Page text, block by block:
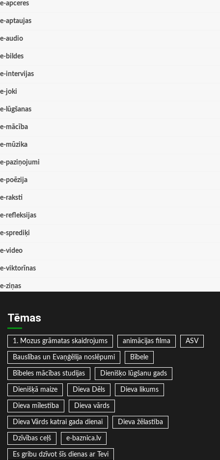
e-apceres
e-aptaujas
e-audio
e-bildes
e-intervijas
e-joki
e-lūgšanas
e-mācība
e-mūzika
e-paziņojumi
e-poēzija
e-raksti
e-refleksijas
e-sprediķi
e-video
e-viktorīnas
e-ziņas
Tēmas
1. Mozus grāmatas skaidrojums animācijas filma ASV
Bauslības un Evaņģēlija noslēpumi Bībele
Bībeles mācības studijas Dienišķo lūgšanu gads
Dienišķā maize Dieva Dēls Dieva likums
Dieva mīlestība Dieva vārds
Dieva Vārds katrai gada dienai Dieva žēlastība
Dzīvības ceļš e-baznica.lv
Es gribu dzīvot šīs dienas ar Tevi